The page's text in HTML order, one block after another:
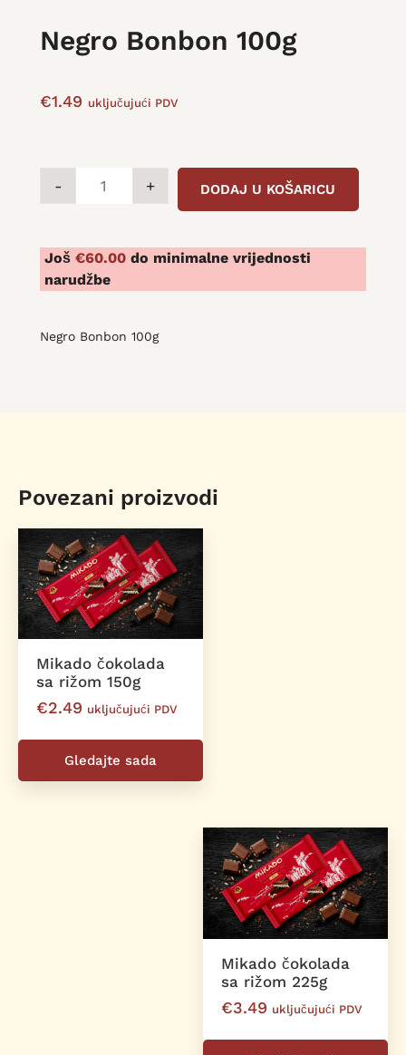
Negro Bonbon 100g
€1.49 uključujući PDV
quantity
- + DODAJ U KOŠARICU
Još €60.00 do minimalne vrijednosti
narudžbe
Negro Bonbon 100g
Povezani proizvodi
Mikado čokolada
sa rižom 150g
€2.49 uključujući PDV
Gledajte sada
Mikado čokolada
sa rižom 225g
€3.49 uključujući PDV